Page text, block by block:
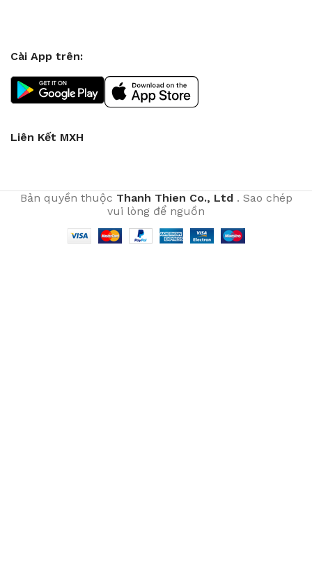
Cài App trên:
Liên Kết MXH
Bản quyền thuộc Thanh Thien Co., Ltd. Sao chép
vui lòng để nguồn